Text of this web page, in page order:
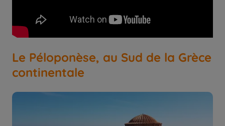
Le Péloponèse, au Sud de la Grèce
continentale